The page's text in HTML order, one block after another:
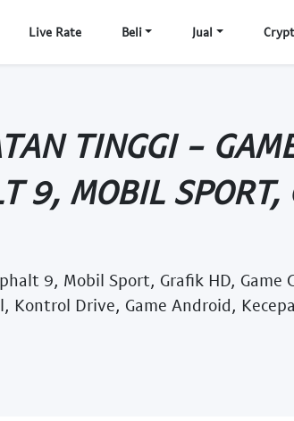
Live Rate Beli Jual
TINGGI -
9, MOBIL SPORT,
9, Mobil Sport, Grafik HD, Game
Kontrol Drive, Game Android,